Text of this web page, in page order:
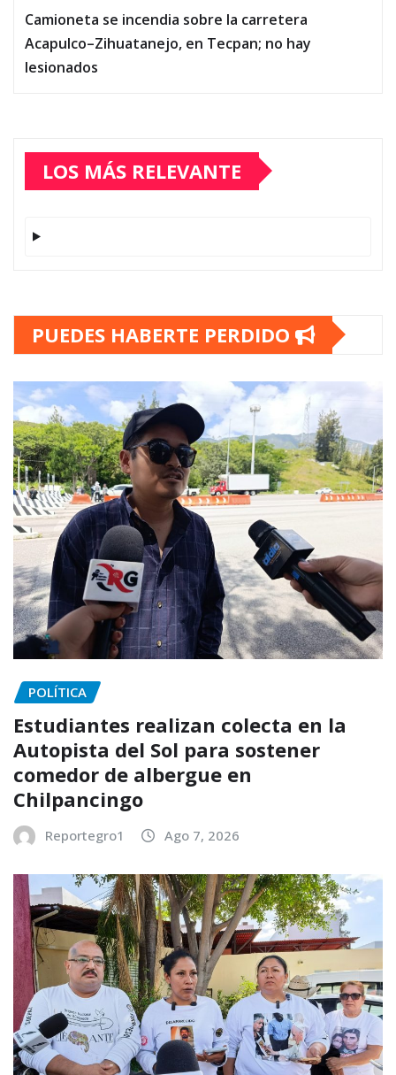
Camioneta se incendia sobre la carretera
Acapulco–Zihuatanejo, en Tecpan; no hay
lesionados
LOS MÁS RELEVANTE
PUEDES HABERTE PERDIDO
POLÍTICA
Estudiantes realizan colecta en la
Autopista del Sol para sostener
comedor de albergue en
Chilpancingo
Reportegro1 Ago 7, 2026